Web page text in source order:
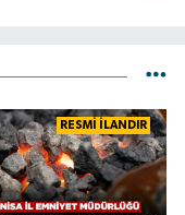
RESMİ İLANDIR